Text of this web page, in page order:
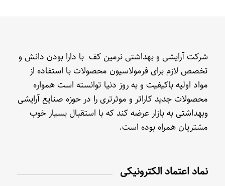
شرکت آرایشی و بهداشتی نرمین کف با دارا بودن دانش و
تخصص لازم برای فرمولاسیون محصولات با استفاده از
مواد اولیه باکیفیت و به روز دنیا توانسته است همواره
محصولات جدید کاراتر و موثرتری را در حوزه صنایع آرایشی
وبهداشتی به بازار عرضه کند که با استقبال بسیار خوب
مشتریان همراه بوده است.
نماد اعتماد الکترونیکی